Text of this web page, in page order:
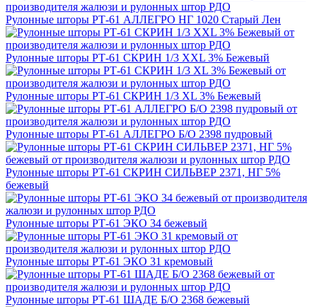
Рулонные шторы РТ-61 АЛЛЕГРО НГ 1020 Старый Лен
Рулонные шторы РТ-61 СКРИН 1/3 XXL 3% Бежевый
Рулонные шторы РТ-61 СКРИН 1/3 XL 3% Бежевый
Рулонные шторы РТ-61 АЛЛЕГРО Б/О 2398 пудровый
Рулонные шторы РТ-61 СКРИН СИЛЬВЕР 2371, НГ 5%
бежевый
Рулонные шторы РТ-61 ЭКО 34 бежевый
Рулонные шторы РТ-61 ЭКО 31 кремовый
Рулонные шторы РТ-61 ШАДЕ Б/О 2368 бежевый